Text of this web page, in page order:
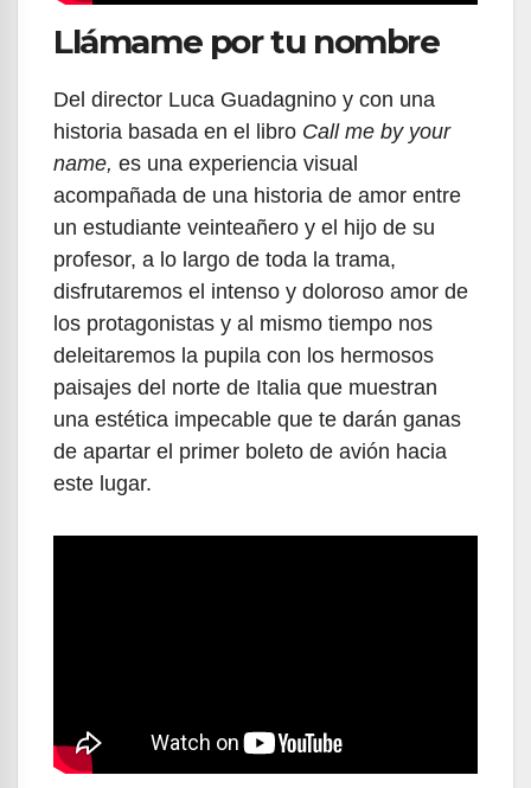
Llámame por tu nombre
Del director Luca Guadagnino y con una
historia basada en el libro Call me by your
name, es una experiencia visual
acompañada de una historia de amor entre
un estudiante veinteañero y el hijo de su
profesor, a lo largo de toda la trama,
disfrutaremos el intenso y doloroso amor de
los protagonistas y al mismo tiempo nos
deleitaremos la pupila con los hermosos
paisajes del norte de Italia que muestran
una estética impecable que te darán ganas
de apartar el primer boleto de avión hacia
este lugar.